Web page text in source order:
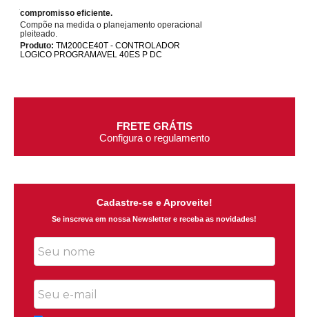
compromisso eficiente.
Compõe na medida o planejamento operacional
pleiteado.
Produto: TM200CE40T - CONTROLADOR
LOGICO PROGRAMAVEL 40ES P DC
FRETE GRÁTIS
Configura o regulamento
Cadastre-se e Aproveite!
Se inscreva em nossa Newsletter e receba as novidades!